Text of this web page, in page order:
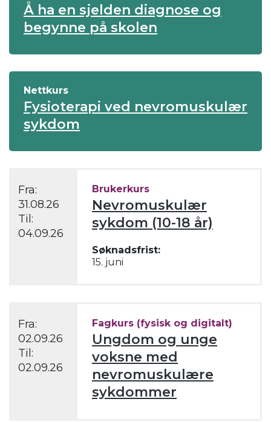
Å ha en sjelden diagnose og
begynne på skolen
Nettkurs
Fysioterapi ved nevromuskulær
sykdom
Fra:
31.08.26
Til:
04.09.26
Brukerkurs
Nevromuskulær
sykdom (10-18 år)
Søknadsfrist:
15. juni
Fra:
02.09.26
Til:
02.09.26
Fagkurs (fysisk og digitalt)
Ungdom og unge
voksne med
nevromuskulære
sykdommer